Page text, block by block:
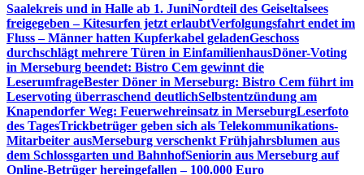
Saalekreis und in Halle ab 1. JuniNordteil des Geiseltalsees
freigegeben – Kitesurfen jetzt erlaubtVerfolgungsfahrt endet im
Fluss – Männer hatten Kupferkabel geladenGeschoss
durchschlägt mehrere Türen in EinfamilienhausDöner-Voting
in Merseburg beendet: Bistro Cem gewinnt die
LeserumfrageBester Döner in Merseburg: Bistro Cem führt im
Leservoting überraschend deutlichSelbstentzündung am
Knapendorfer Weg: Feuerwehreinsatz in MerseburgLeserfoto
des TagesTrickbetrüger geben sich als Telekommunikations-
Mitarbeiter ausMerseburg verschenkt Frühjahrsblumen aus
dem Schlossgarten und BahnhofSeniorin aus Merseburg auf
Online-Betrüger hereingefallen – 100.000 Euro